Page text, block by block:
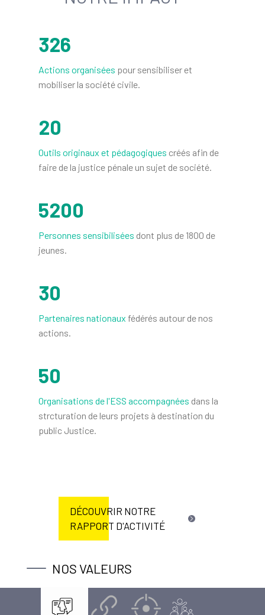
CRÉATION DE L'ASSOCIATION POSSIBLE
Dans un contexte de surpopulation carcérale déjà
mobiliser la société civile pour développer des
alternatives aux courtes peines d'emprisonnement.
326
Actions organisées pour sensibiliser et
mobiliser la société civile.
20
Outils originaux et pédagogiques créés afin de
faire de la justice pénale un sujet de société.
5200
Personnes sensibilisées dont plus de 1800 de
jeunes.
30
Partenaires nationaux fédérés autour de nos
actions.
50
Organisations de l'ESS accompagnées dans la
strcturation de leurs projets à destination du
public Justice.
DÉCOUVRIR NOTRE
RAPPORT D'ACTIVITÉ
NOS VALEURS